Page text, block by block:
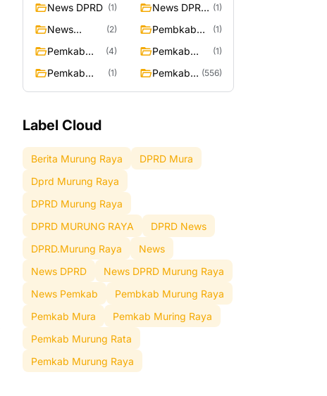
News DPRD (1)
News DPRD
Raya
(1)
News
(2)
Pembkab
Raya
(1)
Pemkab
(4)
Pemkab
Muring Raya
(1)
Pemkab
(1)
Pemkab
(556)
Label Cloud
Berita Murung Raya
DPRD Mura
Dprd Murung Raya
DPRD Murung Raya
DPRD MURUNG RAYA
DPRD News
DPRD.Murung Raya
News
News DPRD
News DPRD Murung Raya
News Pemkab
Pembkab Murung Raya
Pemkab Mura
Pemkab Muring Raya
Pemkab Murung Rata
Pemkab Murung Raya